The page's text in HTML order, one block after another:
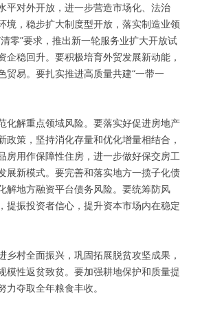
平对外开放，进一步营造市场化、法治
境，稳步扩大制度型开放，落实制造业领
零”要求，推出新一轮服务业扩大开放试
企稳回升。要积极培育外贸发展新动能，
贸易。要扎实推进高质量共建“一带一
化解重点领域风险。要落实好促进房地产
政策，坚持消化存量和优化增量相结合，
房用作保障性住房，进一步做好保交房工
展新模式。要完善和落实地方一揽子化债
解地方融资平台债务风险。要统筹防风
提振投资者信心，提升资本市场内在稳定
乡村全面振兴，巩固拓展脱贫攻坚成果，
模性返贫致贫。要加强耕地保护和质量提
夺取全年粮食丰收。